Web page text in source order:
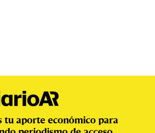
tu aporte económico para